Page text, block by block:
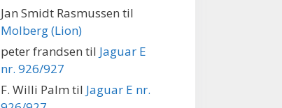
Jan Smidt Rasmussen til
Molberg (Lion)
peter frandsen til Jaguar E
nr. 926/927
F. Willi Palm til Jaguar E nr.